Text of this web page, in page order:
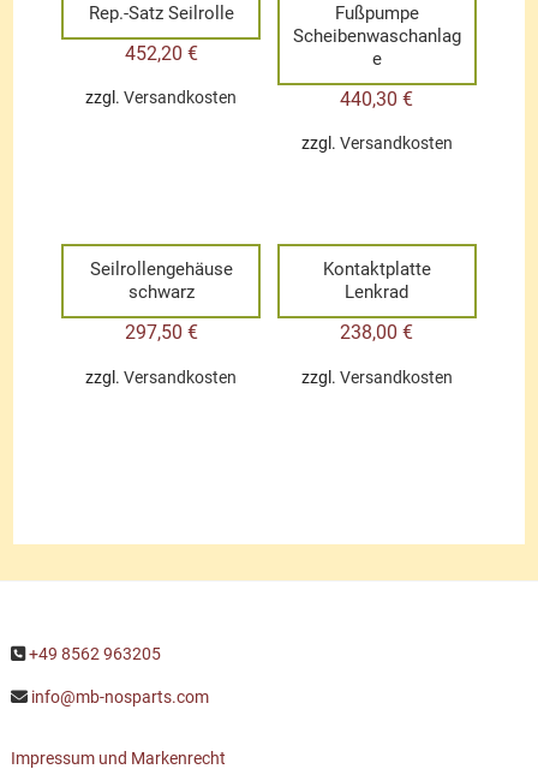
Rep.-Satz Seilrolle
452,20 €
zzgl.Versandkosten
Fußpumpe
Scheibenwaschanlag
e
440,30€
zzgl. Versandkosten
Seilrollengehäuse
schwarz
297,50 €
zzgl.Versandkosten
Kontaktplatte
Lenkrad
238,00€
zzgl. Versandkosten
+49 8562 963205
info@mb-nosparts.com
Impressum und Markenrecht